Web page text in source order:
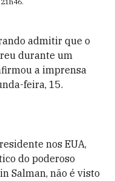
admitir que o
durante um
a imprensa
feira, 15.
nos EUA,
do poderoso
Salman, não é visto